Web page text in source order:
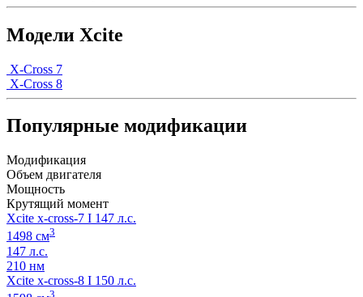
Модели Xcite
X-Cross 7
X-Cross 8
Популярные модификации
Модификация
Объем двигателя
Мощность
Крутящий момент
Xcite x-cross-7 I 147 л.с.
1498 см3
147 л.с.
210 нм
Xcite x-cross-8 I 150 л.с.
3